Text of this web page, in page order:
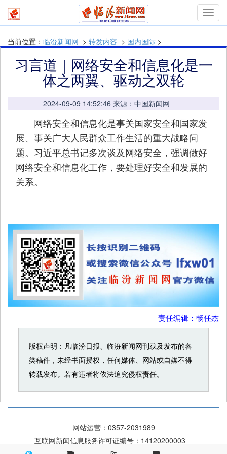
当前位置： 临汾新闻网 > 转发内容 > 国内国际 >
习言道｜网络安全和信息化是一
体之两翼、驱动之双轮
2024-09-09 14:52:46 来源：中国新闻网
网络安全和信息化是事关国家安全和国家发
展、事关广大人民群众工作生活的重大战略问
题。习近平总书记多次谈及网络安全，强调做好
网络安全和信息化工作，要处理好安全和发展的
关系。
责任编辑：畅任杰
版权声明：凡临汾日报、临汾新闻网刊载及发布的各
类稿件，未经书面授权，任何媒体、网站或自媒不得
转载发布。若有违者将依法追究侵权责任。
网站运营： 0357-2031989
互联网新闻信息服务许可证编号：14120200003